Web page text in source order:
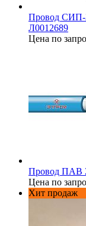
Провод СИП-
Л0012689
Цена по
Провод ПАВ
Цена по
Хит продаж